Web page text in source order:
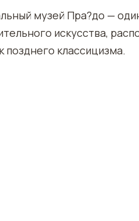
музей Пра?до —
искусства,
позднего классицизма.